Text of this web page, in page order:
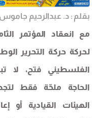
بقلم : د. عبدالرحيم جاموس
مع انعقاد المؤتمر الثامن
لحركة حركة التحرير الوطني
الفلسطيني فتح، لا تبدو
الحاجة ملحّة فقط لتجديد
الهيئات القيادية أو إعادة